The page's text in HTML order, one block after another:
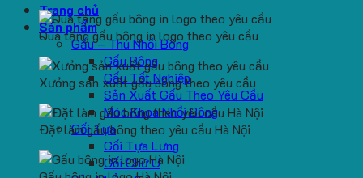
Trang chủ
Sản phẩm
Gấu – Thú Nhồi Bông
Gấu Bông
Gấu Tốt Nghiệp
Sản Xuất Gấu Theo Yêu Cầu
Móc Khoá Nhồi Bông
Gối Tựa
Gối Tựa Lưng
Gối Chữ U
Quà tặng gấu bông in logo theo yêu cầu
Xưởng sản xuất gấu bông theo yêu cầu
Đặt làm gấu bông theo yêu cầu Hà Nội